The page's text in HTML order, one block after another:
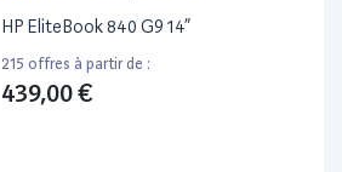
HP EliteBook 840 G9 14”
215 offres à partir de :
439,00 €